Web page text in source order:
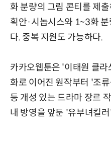
화 분량의 그림 콘티를 제
획안·시놉시스와 1~3화
다. 중복 지원도 가능하다.
카카오웹툰은 '이태원 클
화로 이어진 원작부터 '조
등 개성 있는 드라마 장르
내 방영을 앞둔 '유부녀킬